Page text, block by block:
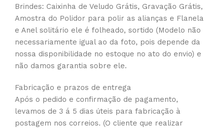
Brindes: Caixinha de Veludo Grátis, Gravação Grátis,
Amostra do Polidor para polir as alianças e Flanela
e Anel solitário ele é folheado, sortido (Modelo não
necessariamente igual ao da foto, pois depende da
nossa disponibilidade no estoque no ato do envio) e
não damos garantia sobre ele.
Fabricação e prazos de entrega
Após o pedido e confirmação de pagamento,
levamos de 3 á 5 dias úteis para fabricação à
postagem nos correios. (O cliente que realizar